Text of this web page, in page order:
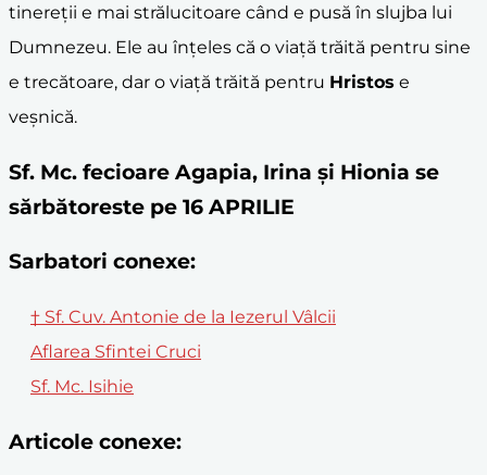
tinereții e mai strălucitoare când e pusă în slujba lui
Dumnezeu. Ele au înțeles că o viață trăită pentru sine
e trecătoare, dar o viață trăită pentru Hristos e
veșnică.
Sf. Mc. fecioare Agapia, Irina și Hionia se
sărbătoreste pe 16 APRILIE
Sarbatori conexe:
† Sf. Cuv. Antonie de la Iezerul Vâlcii
Aflarea Sfintei Cruci
Sf. Mc. Isihie
Articole conexe: